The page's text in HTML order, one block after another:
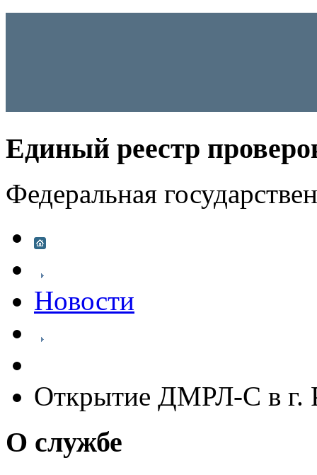
Единый реестр
Федеральная
Новости
Открытие ДМРЛ-С в г.
О службе